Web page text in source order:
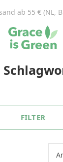
ab 55 € (NL,
FILTER